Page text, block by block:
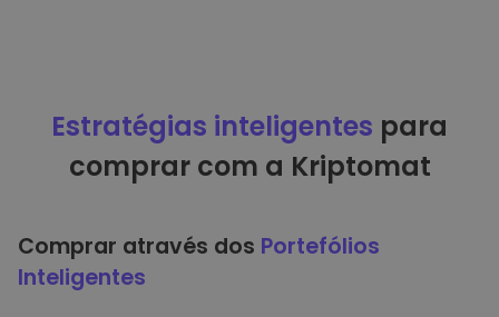
Estratégias inteligentes para
comprar com a Kriptomat
Comprar através dos Portefólios
Inteligentes